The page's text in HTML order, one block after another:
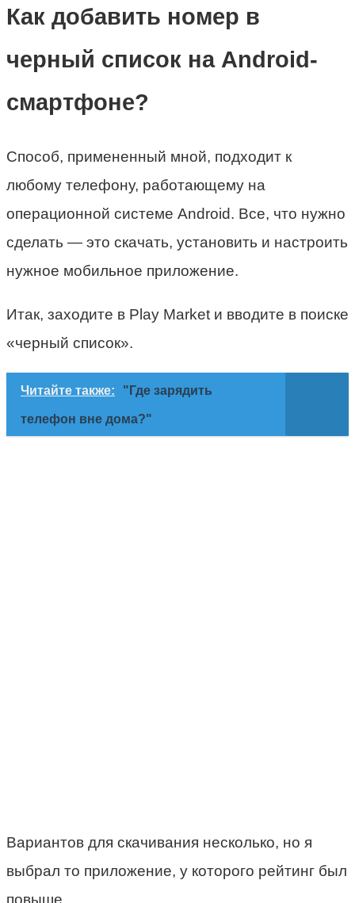
Как добавить номер в
черный список на Android-
смартфоне?
Способ, примененный мной, подходит к
любому телефону, работающему на
операционной системе Android. Все, что нужно
сделать — это скачать, установить и настроить
нужное мобильное приложение.
Итак, заходите в Play Market и вводите в поиске
«черный список».
Читайте также: "Где зарядить
телефон вне дома?"
Вариантов для скачивания несколько, но я
выбрал то приложение, у которого рейтинг был
повыше.